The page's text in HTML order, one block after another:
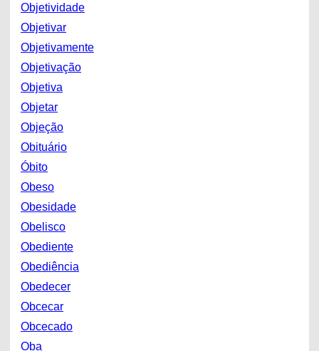
Objetividade
Objetivar
Objetivamente
Objetivação
Objetiva
Objetar
Objeção
Obituário
Óbito
Obeso
Obesidade
Obelisco
Obediente
Obediência
Obedecer
Obcecar
Obcecado
Oba